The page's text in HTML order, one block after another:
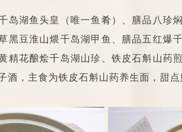
岛湖鱼头皇（唯一鱼肴）、膳品八珍
黑豆淮山煨千岛湖甲鱼、膳品五红爆
精花酿烩千岛湖山珍、铁皮石斛山药
酒，主食为铁皮石斛山药养生面，甜点